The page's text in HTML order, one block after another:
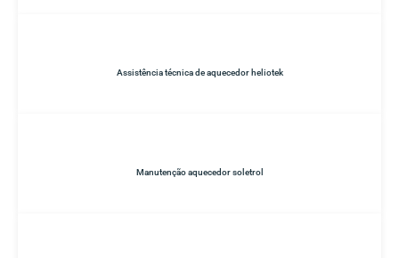
Assistência técnica de aquecedor heliotek
Manutenção aquecedor soletrol